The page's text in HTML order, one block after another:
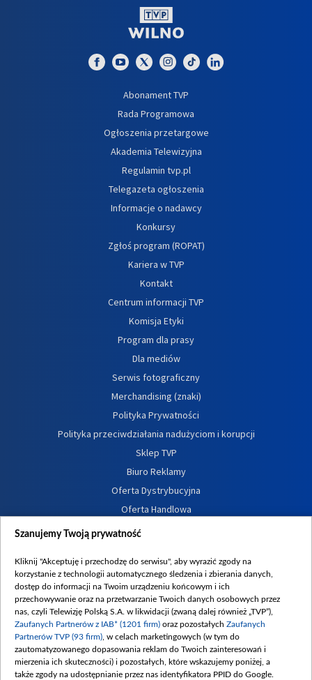
Abonament TVP
Rada Programowa
Ogłoszenia przetargowe
Akademia Telewizyjna
Regulamin tvp.pl
Telegazeta ogłoszenia
Informacje o nadawcy
Konkursy
Zgłoś program (ROPAT)
Kariera w TVP
Kontakt
Centrum informacji TVP
Komisja Etyki
Program dla prasy
Dla mediów
Serwis fotograficzny
Merchandising (znaki)
Polityka Prywatności
Polityka przeciwdziałania nadużyciom i korupcji
Sklep TVP
Biuro Reklamy
Oferta Dystrybucyjna
Oferta Handlowa
Dostępność
Procedura zgłoszeń wewnętrznych
Szanujemy Twoją prywatność
Kliknij "Akceptuję i przechodzę do serwisu", aby wyrazić zgody na
korzystanie z technologii automatycznego śledzenia i zbierania danych,
dostęp do informacji na Twoim urządzeniu końcowym i ich
przechowywanie oraz na przetwarzanie Twoich danych osobowych przez
nas, czyli Telewizję Polską S.A. w likwidacji (zwaną dalej również „TVP”),
Zaufanych Partnerów z IAB* (1201 firm) oraz pozostałych Zaufanych
Partnerów TVP (93 firm) , w celach marketingowych (w tym do
zautomatyzowanego dopasowania reklam do Twoich zainteresowań i
mierzenia ich skuteczności) i pozostałych, które wskazujemy poniżej, a
także zgody na udostępnianie przez nas identyfikatora PPID do Google.